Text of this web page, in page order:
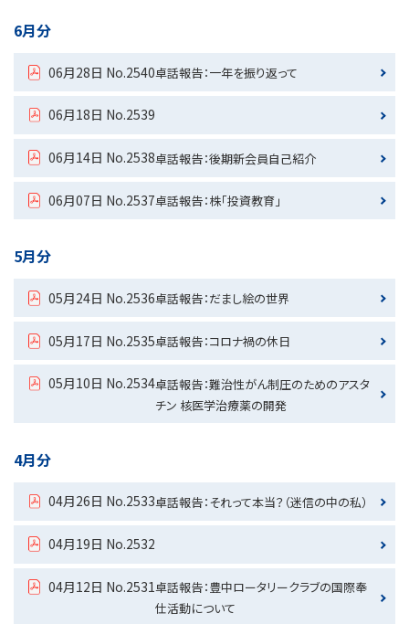
6月分
06月28日 No.2540卓話報告：一年を振り返って
06月18日 No.2539
06月14日 No.2538卓話報告：後期新会員自己紹介
06月07日 No.2537卓話報告：株「投資教育」
5月分
05月24日 No.2536卓話報告：だまし絵の世界
05月17日 No.2535卓話報告：コロナ禍の休日
05月10日 No.2534卓話報告：難治性がん制圧のためのアスタ
チン 核医学治療薬の開発
4月分
04月26日 No.2533卓話報告：それって本当？（迷信の中の私）
04月19日 No.2532
04月12日 No.2531卓話報告：豊中ロータリークラブの国際奉
仕活動について